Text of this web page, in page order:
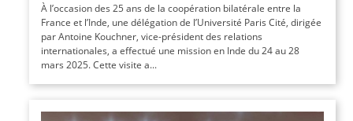
À l’occasion des 25 ans de la coopération bilatérale entre la
France et l’Inde, une délégation de l’Université Paris Cité, dirigée
par Antoine Kouchner, vice-président des relations
internationales, a effectué une mission en Inde du 24 au 28
mars 2025. Cette visite a...